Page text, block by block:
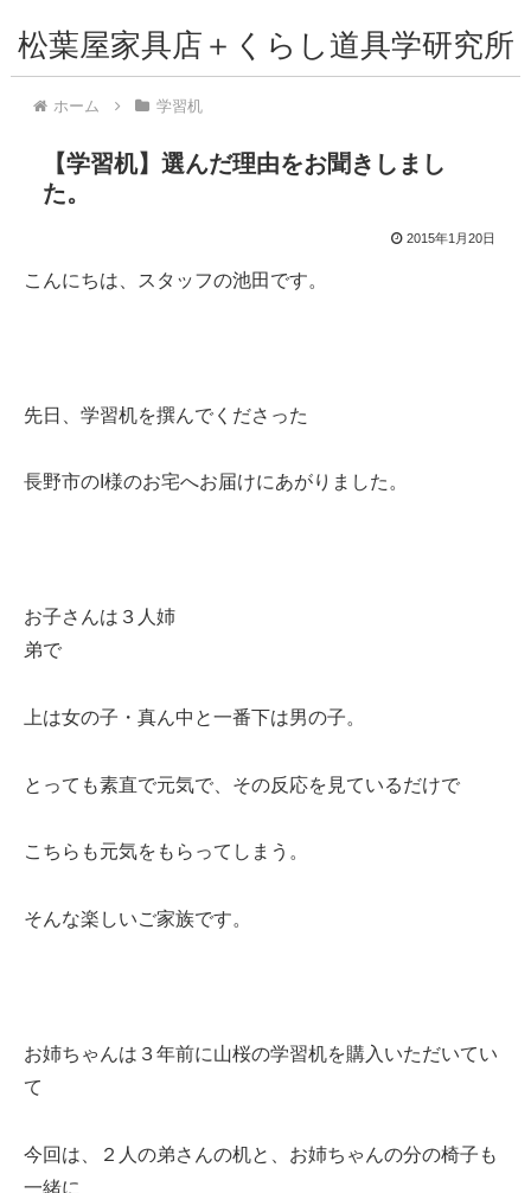
松葉屋家具店＋くらし道具学研究所
ホーム 学習机
【学習机】選んだ理由をお聞きしまし
た。
2015年1月20日
こんにちは、スタッフの池田です。
先日、学習机を撰んでくださった
長野市のI様のお宅へお届けにあがりました。
お子さんは３人姉
弟で
上は女の子・真ん中と一番下は男の子。
とっても素直で元気で、その反応を見ているだけで
こちらも元気をもらってしまう。
そんな楽しいご家族です。
お姉ちゃんは３年前に山桜の学習机を購入いただいてい
て
今回は、２人の弟さんの机と、お姉ちゃんの分の椅子も
一緒に